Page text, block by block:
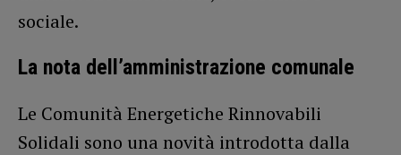
sociale.
La nota dell’amministrazione comunale
Le Comunità Energetiche Rinnovabili
Solidali sono una novità introdotta dalla